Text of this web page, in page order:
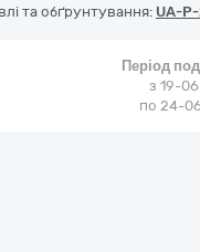
та обґрунтування: UA-
Період
з 19-
по 24-